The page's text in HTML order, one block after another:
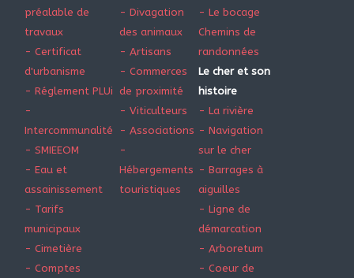
préalable de
travaux
- Certificat
d'urbanisme
- Réglement PLUi
-
Intercommunalité
- SMIEEOM
- Eau et
assainissement
- Tarifs
municipaux
- Cimetière
- Comptes
- Divagation
des animaux
- Artisans
- Commerces
de proximité
- Viticulteurs
- Associations
-
Hébergements
touristiques
- Le bocage
Chemins de
randonnées
Le cher et son
histoire
- La rivière
- Navigation
sur le cher
- Barrages à
aiguilles
- Ligne de
démarcation
- Arboretum
- Coeur de